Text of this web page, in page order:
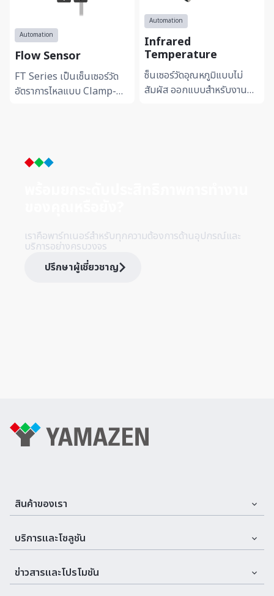
Automation
Flow Sensor
FT Series เป็นเซ็นเซอร์วัด
อัตราการไหลแบบ Clamp-On
Automation
Infrared
Temperature
ซ็นเซอร์วัดอุณหภูมิแบบไม่
สัมผัส ออกแบบสำหรับงาน
เราคือพาร์ทเนอร์สำหรับทุกความต้องการด้านอุปกรณ์และ
บริการอย่างครบวงจร
ปรึกษาผู้เชี่ยวชาญ
สินค้าของเรา
Assemble Machines & Tools
Cutting Tools
บริการและโซลูชัน
บริการและที่ปรึกษา
ข่าวสารและโปรโมชัน